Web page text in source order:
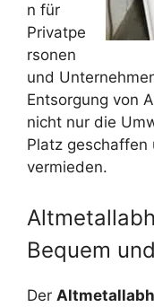
n für
Privatpe
rsonen
und
Entsorgung von
nicht nur die
Platz geschaffen
vermieden.
Bequem
Der